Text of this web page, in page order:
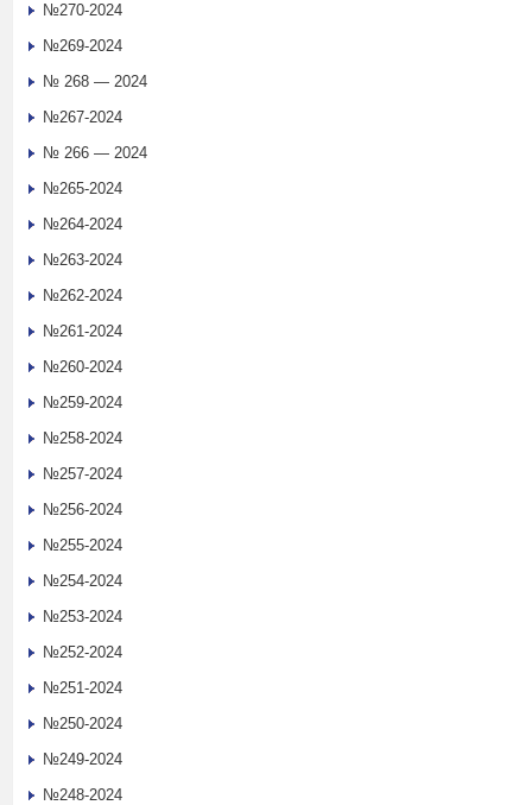
№270-2024
№269-2024
№ 268 — 2024
№267-2024
№ 266 — 2024
№265-2024
№264-2024
№263-2024
№262-2024
№261-2024
№260-2024
№259-2024
№258-2024
№257-2024
№256-2024
№255-2024
№254-2024
№253-2024
№252-2024
№251-2024
№250-2024
№249-2024
№248-2024